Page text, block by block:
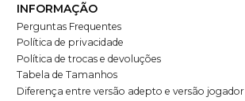
INFORMAÇÃO
Perguntas Frequentes
Política de privacidade
Política de trocas e devoluções
Tabela de Tamanhos
Diferença entre versão adepto e versão jogador